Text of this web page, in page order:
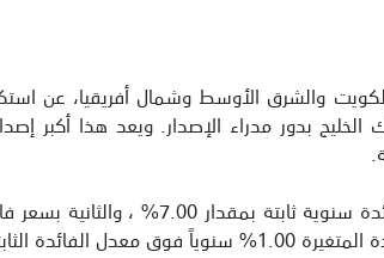
والشرق الأوسط وشمال أفريقيا، عن
إنفست وبنك الخليج بدور مدراء الإصدار. ويعد
الثابتة.